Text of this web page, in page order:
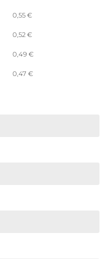
0,55 €
0,52 €
0,49 €
0,47 €